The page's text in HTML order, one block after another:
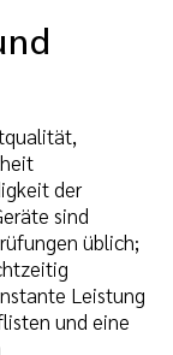
der
sind
üblich;
Leistung
und eine